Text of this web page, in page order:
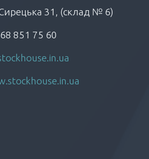
31, (склад № 6)
851 75 60